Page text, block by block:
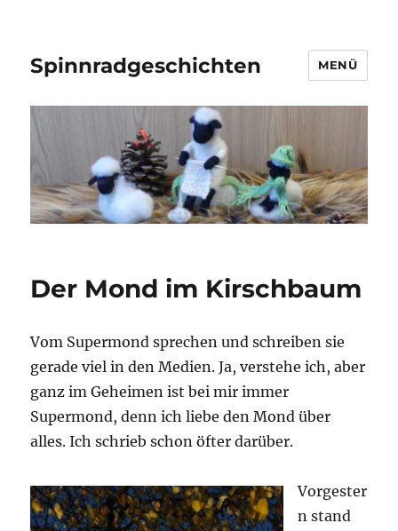
Spinnradgeschichten MENÜ
Der Mond im Kirschbaum
Vom Supermond sprechen und schreiben sie
gerade viel in den Medien. Ja, verstehe ich, aber
ganz im Geheimen ist bei mir immer
Supermond, denn ich liebe den Mond über
alles. Ich schrieb schon öfter darüber.
Vorgester
n stand